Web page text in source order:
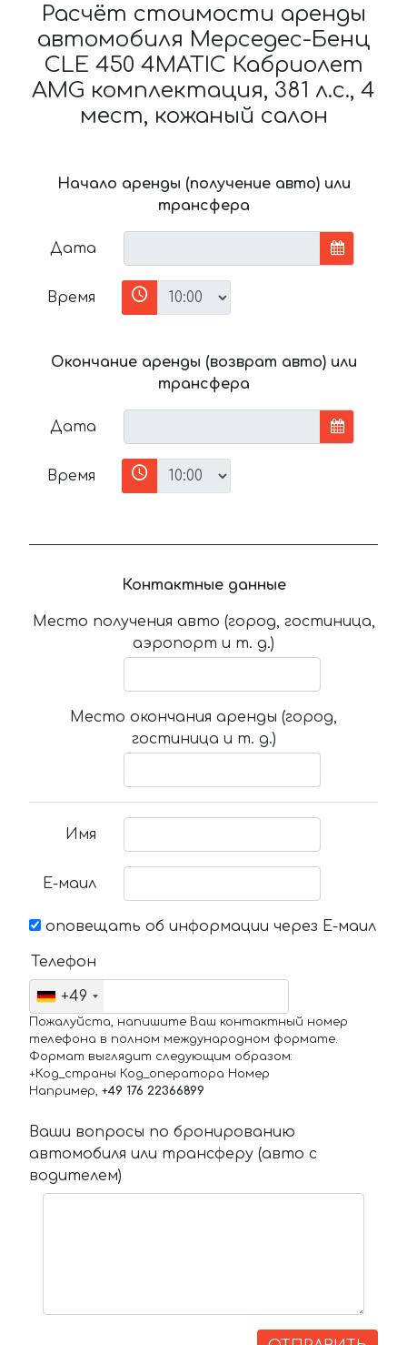
Расчёт стоимости аренды
автомобиля Мерседес-Бенц
CLE 450 4MATIC Кабриолет
AMG комплектация, 381 л.с., 4
мест, кожаный салон
Начало аренды (получение авто) или
трансфера
Дата
Время
Окончание аренды (возврат авто) или
трансфера
Дата
Время
Контактные данные
Место получения авто (город, гостиница,
аэропорт и т. д.)
Место окончания аренды (город,
гостиница и т. д.)
Имя
Е-маил
оповещать об информации через Е-маил
Телефон
+49
Пожалуйста, напишите Ваш контактный номер
телефона в полном международном формате.
Формат выглядит следующим образом:
+Код_страны Код_оператора Номер
Например, +49 176 22366899
Ваши вопросы по бронированию
автомобиля или трансферу (авто с
водителем)